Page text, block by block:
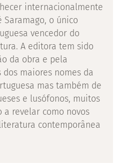
internacionalmente
Saramago, o único
vencedor do
A editora tem sido
da obra e pela
dos maiores nomes da
mas também de
e lusófonos, muitos
a revelar como novos
contemporânea